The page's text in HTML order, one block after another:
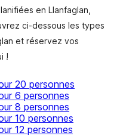
en Llanfaglan,
ci-dessous les types
et réservez vos
!
20 personnes
6 personnes
8 personnes
10 personnes
12 personnes